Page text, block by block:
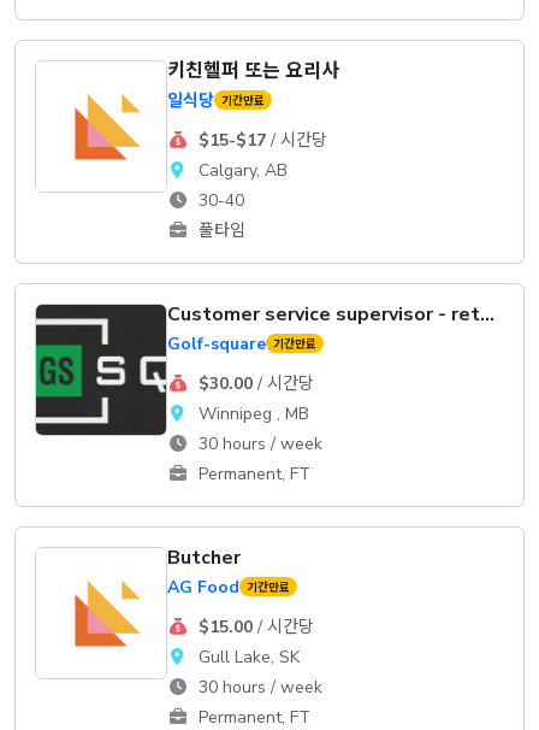
키친헬퍼 또는 요리사
일식당 기간만료
$15-$17/ 시간당
Calgary, AB
30-40
풀타임
Customer service supervisor - retail
Golf-square 기간만료
$30.00/ 시간당
Winnipeg , MB
30 hours / week
Permanent, FT
Butcher
AG Food 기간만료
$15.00/ 시간당
Gull Lake, SK
30 hours / week
Permanent, FT